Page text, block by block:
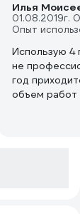
Илья
01.08.2019г.
Опыт
Использую 4
не
год
объем работ